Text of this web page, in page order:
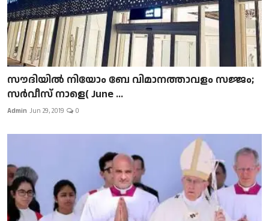
സൗദിയിൽ നിയോം ബേ വിമാനത്താവളം സജ്ജം;
സർവീസ് നാളെ( June ...
Admin Jun 29, 2019 0